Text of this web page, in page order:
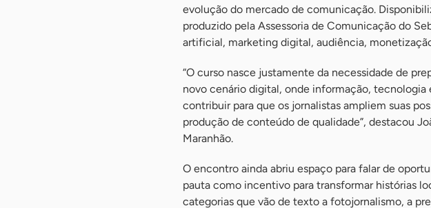
evolução do mercado de comunicação.
produzido pela Assessoria de Comunicação do
artificial, marketing digital, audiência,
“O curso nasce justamente da necessidade de
novo cenário digital, onde informação, tecnologia
contribuir para que os jornalistas ampliem suas
produção de conteúdo de qualidade”, destacou
Maranhão.
O encontro ainda abriu espaço para falar de
pauta como incentivo para transformar histórias
categorias que vão de texto a fotojornalismo, a